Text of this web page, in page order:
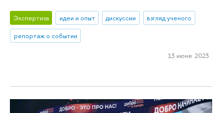
Экспертиза идеи и опыт дискуссии
взгляд ученого
репортаж о событии
13 июня 2023